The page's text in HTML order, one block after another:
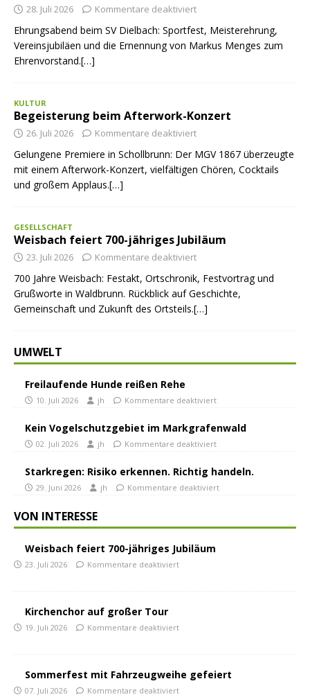
28. Juli 2026 Kommentare deaktiviert
Ehrungsabend beim SV Dielbach: Sportfest, Meisterehrung,
Vereinsjubiläen und die Ernennung von Markus Menges zum
Ehrenvorstand.[…]
KULTUR
Begeisterung beim Afterwork-Konzert
26. Juli 2026 Kommentare deaktiviert
Gelungene Premiere in Schollbrunn: Der MGV 1867 überzeugte
mit einem Afterwork-Konzert, vielfältigen Chören, Cocktails
und großem Applaus.[…]
GESELLSCHAFT
Weisbach feiert 700-jähriges Jubiläum
23. Juli 2026 Kommentare deaktiviert
700 Jahre Weisbach: Festakt, Ortschronik, Festvortrag und
Grußworte in Waldbrunn. Rückblick auf Geschichte,
Gemeinschaft und Zukunft des Ortsteils.[…]
UMWELT
Freilaufende Hunde reißen Rehe
10. Juli 2026 jh Kommentare deaktiviert
Kein Vogelschutzgebiet im Markgrafenwald
02. Juli 2026 jh Kommentare deaktiviert
Starkregen: Risiko erkennen. Richtig handeln.
29. Juni 2026 jh Kommentare deaktiviert
VON INTERESSE
Weisbach feiert 700-jähriges Jubiläum
23. Juli 2026 Kommentare deaktiviert
Kirchenchor auf großer Tour
19. Juli 2026 Kommentare deaktiviert
Sommerfest mit Fahrzeugweihe gefeiert
07. Juli 2026 Kommentare deaktiviert